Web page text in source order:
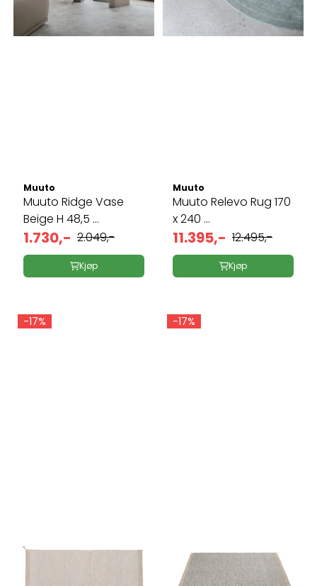
Muuto
Muuto Ridge Vase
Beige H 48,5 ...
1.730,- 2.049,-
Kjøp
Muuto
Muuto Relevo Rug 170
x 240 ...
11.395,- 12.495,-
Kjøp
-17% -17%